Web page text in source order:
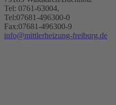
Tel: 0761-63004,
Tel:07681-496300-0
Fax:07681-496300-9
info@mittlerheizung-freiburg.de